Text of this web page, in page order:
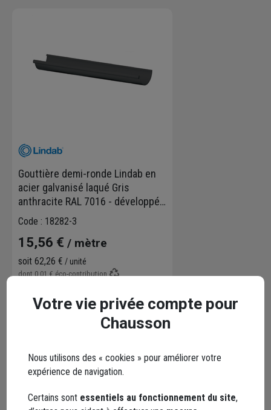
Gouttière demi-ronde Lindab en
acier galvanisé laqué Gris
anthracite RAL 7016 - développé
250 MM - longueur 4 M
Code : 18282-3
15,56 € / mètre
soit 62,26 € / unité
dont0,01 €éco-contribution
Livraison disponible selon stock agence
Points forts
Votre vie privée compte pour
Chausson
Nous utilisons des « cookies » pour améliorer votre
expérience de navigation.
Certains sont essentiels au fonctionnement du site,